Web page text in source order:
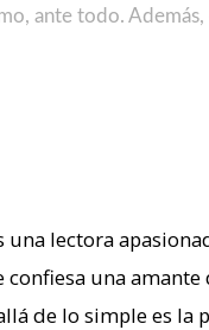
ante todo.
lectora
una
de lo simple es la